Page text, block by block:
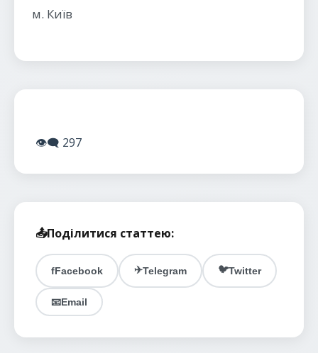
м. Київ
👁️‍🗨️ 297
📤Поділитися статтею:
fFacebook ✈️Telegram 🐦Twitter
📧Email